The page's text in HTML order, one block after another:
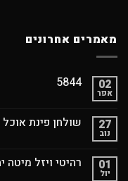
מאמרים אחרונים
02
אפר
5844
27
נוב
שולחן פינת אוכל
01
יול
רהיטי ויזל מיטה